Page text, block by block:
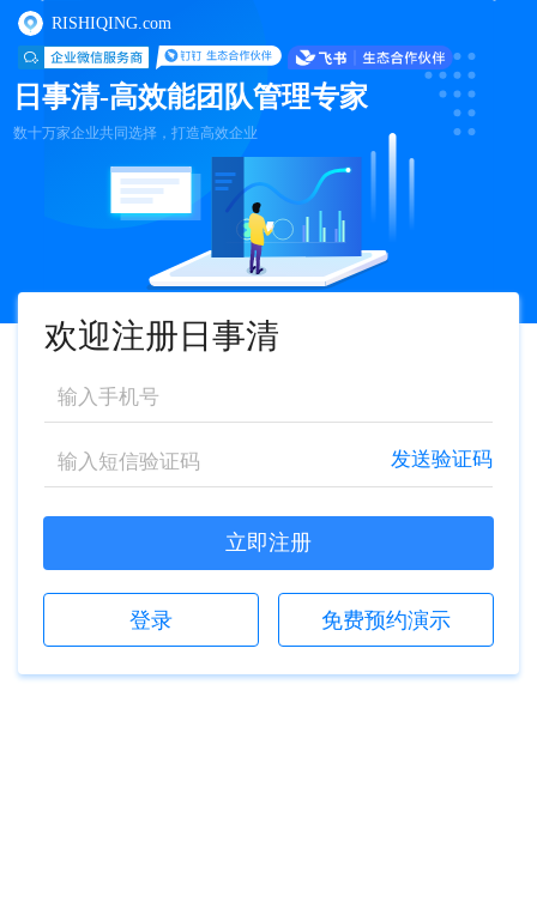
RISHIQING.com
日事清-高效能团队管理专家
数十万家企业共同选择，打造高效企业
欢迎注册日事清
发送验证码
立即注册
登录 免费预约演示